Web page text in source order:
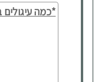
*כמה